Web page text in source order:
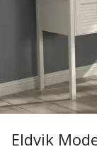
Eldvik